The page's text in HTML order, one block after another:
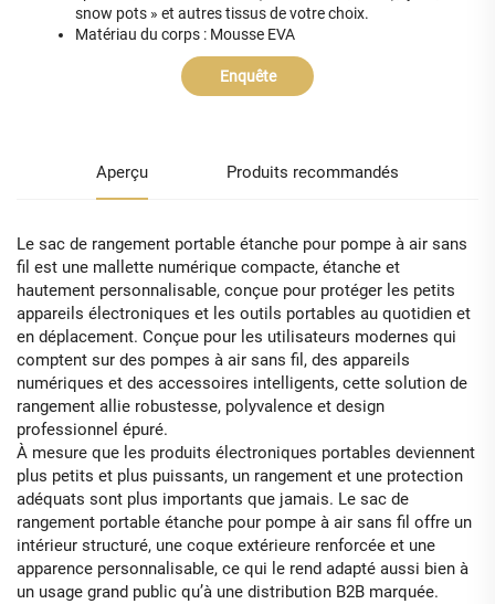
snow pots » et autres tissus de votre choix.
Matériau du corps : Mousse EVA
Enquête
Aperçu Produits recommandés
Le sac de rangement portable étanche pour pompe à air sans
fil est une mallette numérique compacte, étanche et
hautement personnalisable, conçue pour protéger les petits
appareils électroniques et les outils portables au quotidien et
en déplacement. Conçue pour les utilisateurs modernes qui
comptent sur des pompes à air sans fil, des appareils
numériques et des accessoires intelligents, cette solution de
rangement allie robustesse, polyvalence et design
professionnel épuré.
À mesure que les produits électroniques portables deviennent
plus petits et plus puissants, un rangement et une protection
adéquats sont plus importants que jamais. Le sac de
rangement portable étanche pour pompe à air sans fil offre un
intérieur structuré, une coque extérieure renforcée et une
apparence personnalisable, ce qui le rend adapté aussi bien à
un usage grand public qu’à une distribution B2B marquée.